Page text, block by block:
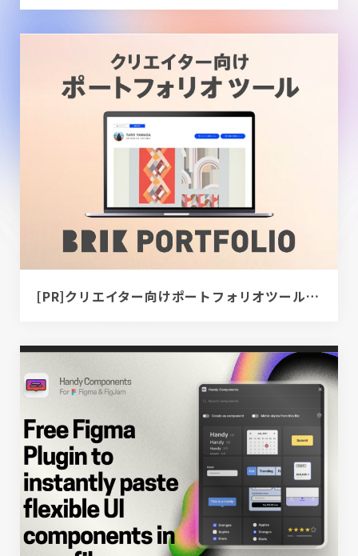
[PR]クリエイター向けポートフォリオツール｜BRIK PORTFOLIO